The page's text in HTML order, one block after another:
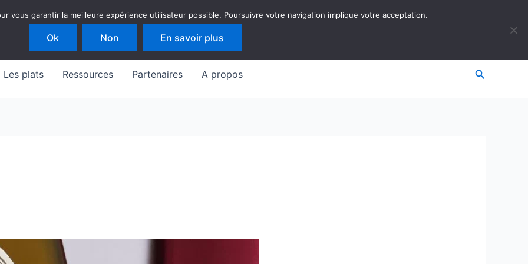
Les plats Ressources Partenaires A propos
vous garantir la meilleure expérience utilisateur possible. Poursuivre votre navigation implique votre acceptation.
Ok Non En savoir plus